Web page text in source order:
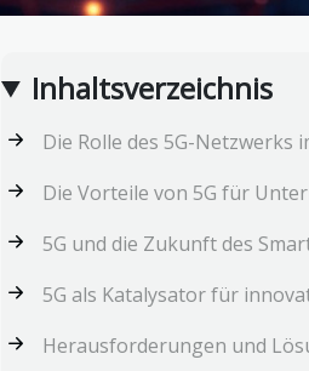
Inhaltsverzeichnis
Die Rolle des 5G-Netzwerks
Die Vorteile von 5G für
5G und die Zukunft des
5G als Katalysator für
Herausforderungen und